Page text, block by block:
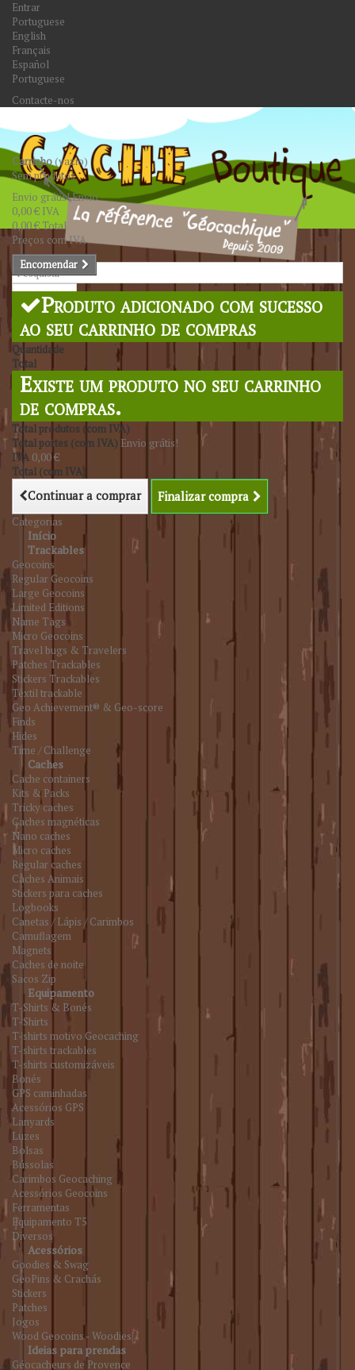
Entrar
Portuguese
English
Français
Español
Portuguese
Contacte-nos
Pesquisar
Carrinho(vazio)
Sem produtos
Envio grátis!Envio
0,00 € IVA
0,00 €Total
Preços com IVA
Encomendar
Produto adicionado com sucesso
ao seu carrinho de compras
Quantidade
Total
Existe um produto no seu carrinho
de compras.
Total produtos (com IVA)
Total portes (com IVA) Envio grátis!
IVA 0,00 €
Total (com IVA)
Continuar a comprar Finalizar compra
Categorias
Início
Trackables
Geocoins
Regular Geocoins
Large Geocoins
Limited Editions
Name Tags
Micro Geocoins
Travel bugs & Travelers
Patches Trackables
Stickers Trackables
Têxtil trackable
Geo Achievement® & Geo-score
Finds
Hides
Time / Challenge
Caches
Cache containers
Kits & Packs
Tricky caches
Caches magnéticas
Nano caches
Micro caches
Regular caches
Caches Animais
Stickers para caches
Logbooks
Canetas / Lápis / Carimbos
Camuflagem
Magnets
Caches de noite
Sacos Zip
Equipamento
T-Shirts & Bonés
T-Shirts
T-shirts motivo Geocaching
T-shirts trackables
T-shirts customizáveis
Bonés
GPS caminhadas
Acessórios GPS
Lanyards
Luzes
Bolsas
Bússolas
Carimbos Geocaching
Acessórios Geocoins
Ferramentas
Equipamento T5
Diversos
Acessórios
Goodies & Swag
GeoPins & Crachás
Stickers
Patches
Jogos
Wood Geocoins - Woodies
Ideias para prendas
Géocacheurs de Provence